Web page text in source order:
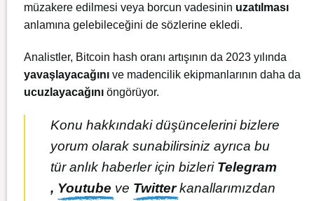
müzakere edilmesi veya borcun vadesinin uzatılması
anlamına gelebileceğini de sözlerine ekledi.
Analistler, Bitcoin hash oranı artışının da 2023 yılında
yavaşlayacağını ve madencilik ekipmanlarının daha da
ucuzlayacağını öngörüyor.
Konu hakkındaki düşüncelerini bizlere
yorum olarak sunabilirsiniz ayrıca bu
tür anlık haberler için bizleri Telegram
, Youtube ve Twitterkanallarımızdan